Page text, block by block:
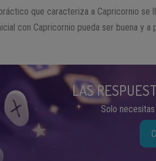
que caracteriza a Capricornio se
con Capricornio pueda ser buena y
LAS
Solo